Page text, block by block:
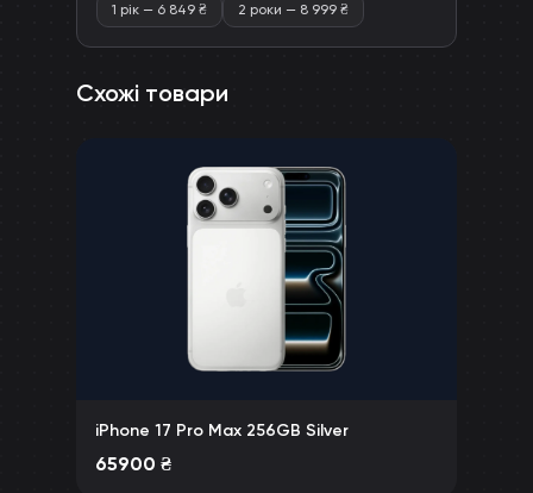
1 рік — 6 849 ₴ 2 роки — 8 999 ₴
Схожі товари
iPhone 17 Pro Max 256GB Silver
65900 ₴